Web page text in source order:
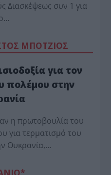
Διασκέψεως συν 1 για
ΜΠΟΤΖΙΟΣ
για τον
πολέμου στην
η πρωτοβουλία του
για τερματισμό του
Ουκρανία,…